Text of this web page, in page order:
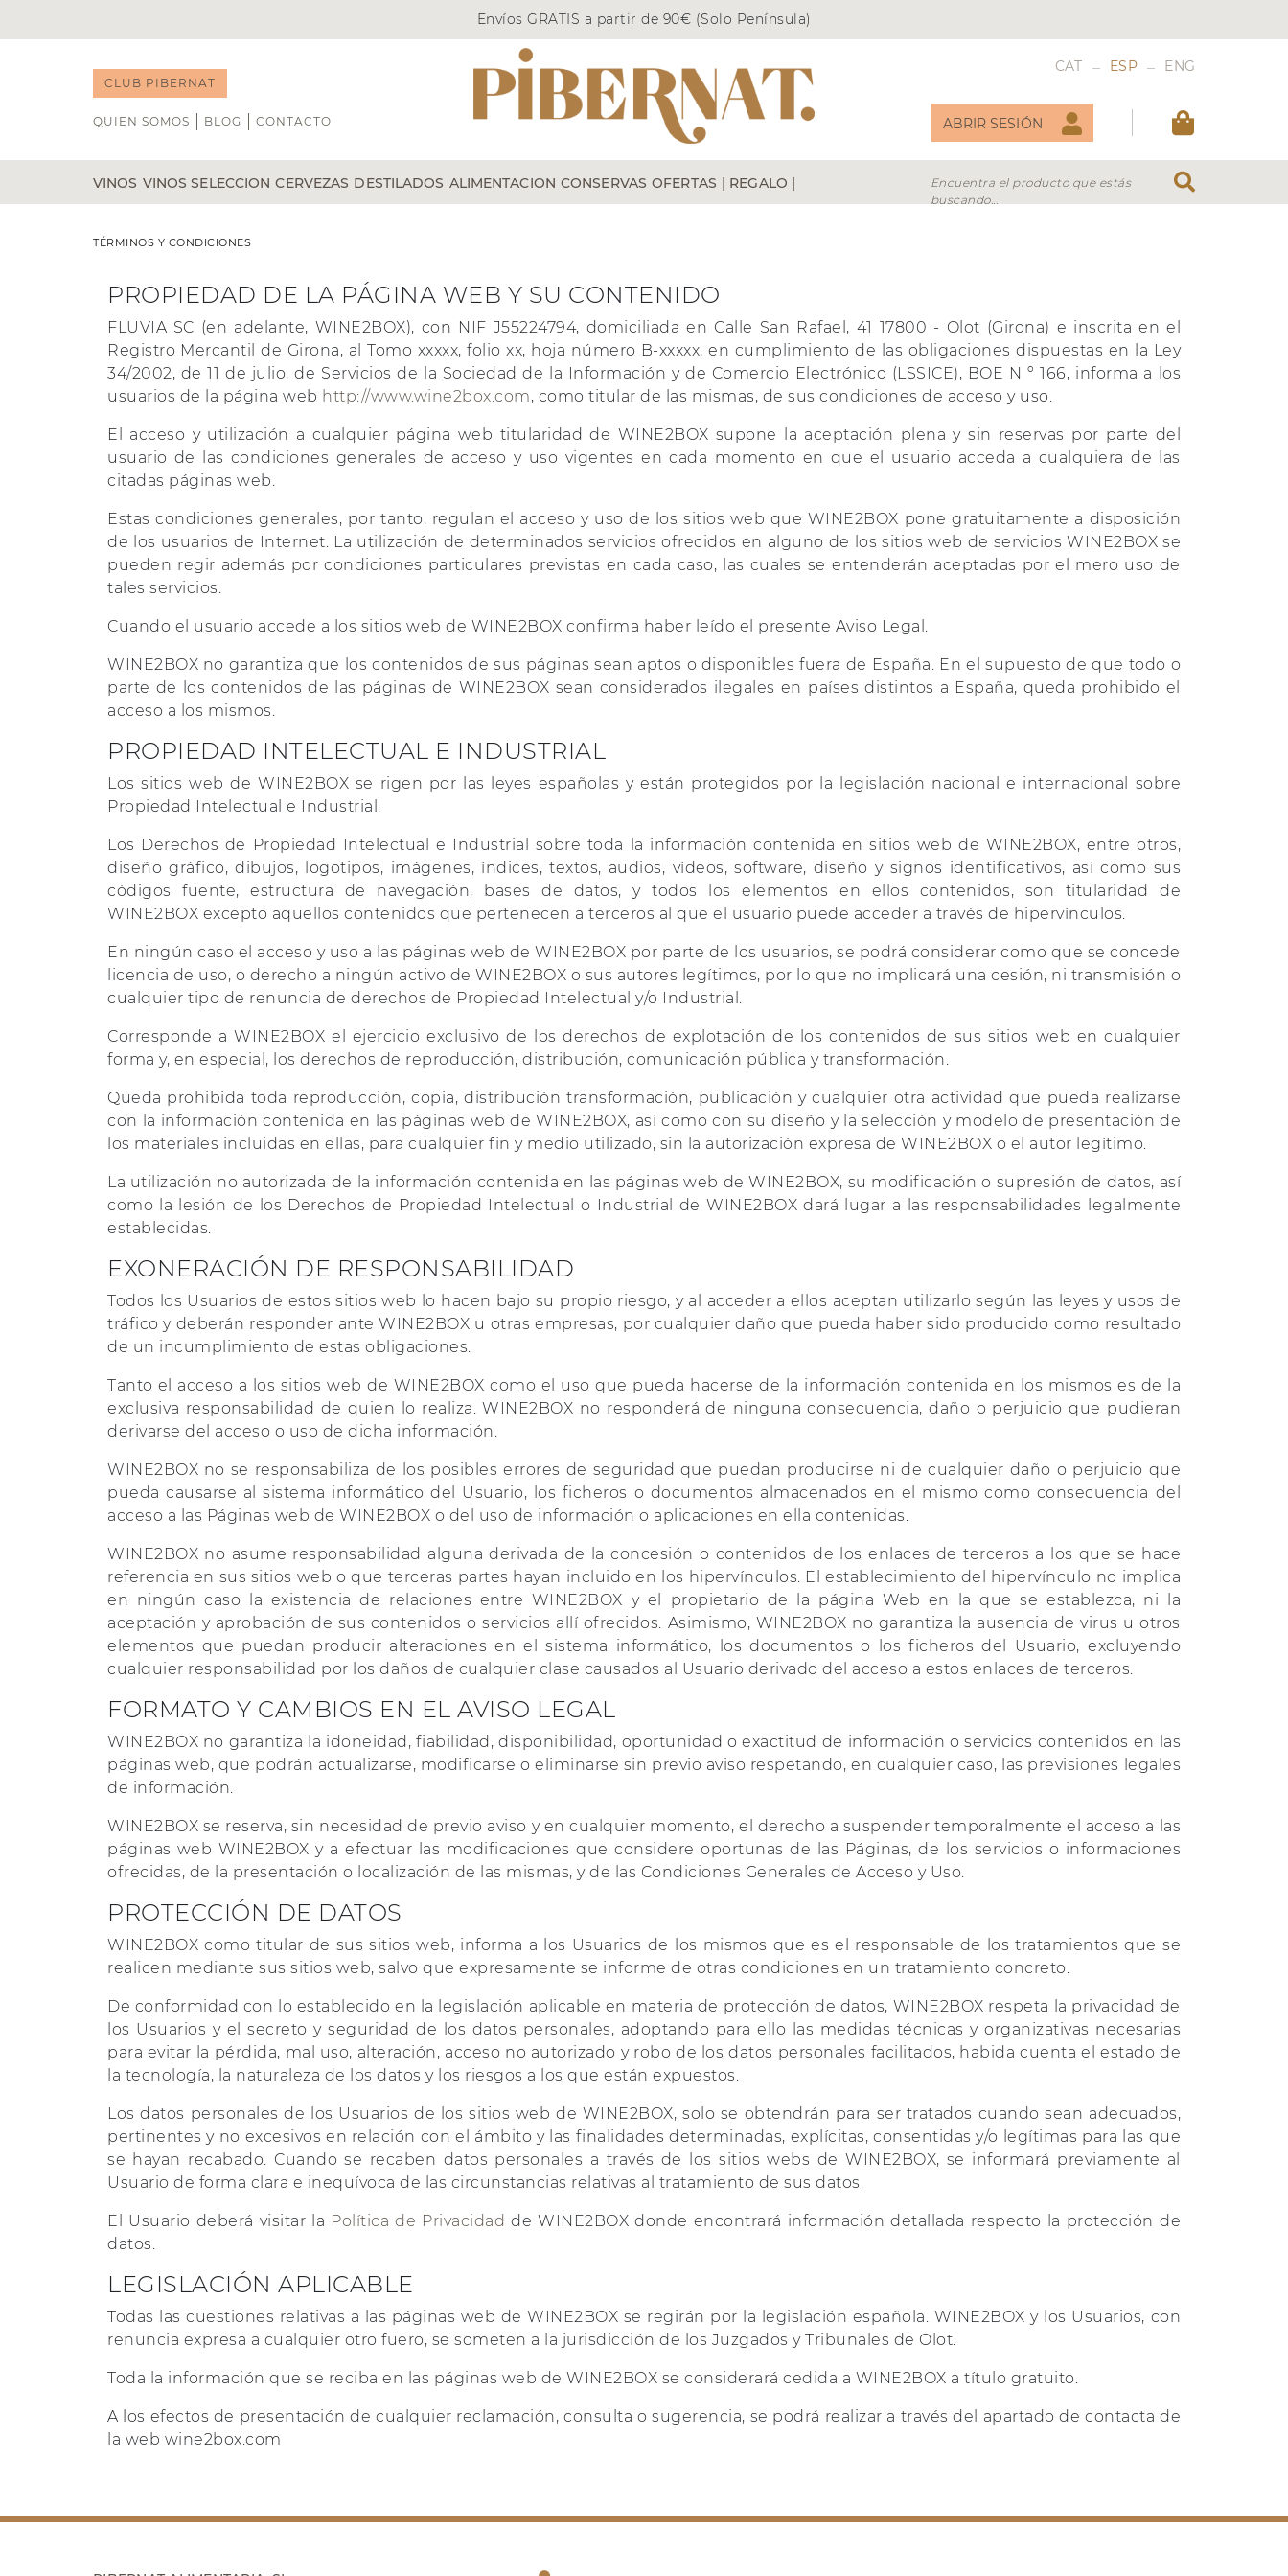
Envíos GRATIS a partir de 90€ (Solo Península)
CLUB PIBERNAT
QUIEN SOMOS BLOG CONTACTO
CAT ESP ENG
ABRIR SESIÓN
VINOS
VARIEDAD DE UVA
Cariñena
Viura
Tempranillo
VINOS SELECCION
VEGA SICILIA
VIÑA TONDONIA
BODEGAS TRITIUM
RIOJA
RIBERA DEL DUERO
BORDEAUX
BOURGOGNE
CHAMPAGNE
EEUU / CALIFORNIA
CERVEZAS
POCHS
LA CALAVERA
LA MINERA
DESTILADOS
LICORES
TEQUILA
VODKA
COÑAC
ALIMENTACION
CHOCOLATES
INFUSIONES
CONSERVAS
ESPINALER
LOS PEPERETES
ENCANTARAN
PORTHOS
OFERTAS
CONSERVAS GOURMET
| REGALO |
2000 - 2009
2010 - 2019
2020 - 2024
2025
NAVIDAD
Encuentra el producto que estás
buscando...
TÉRMINOS Y CONDICIONES
PROPIEDAD DE LA PÁGINA WEB Y SU CONTENIDO
FLUVIA SC (en adelante, WINE2BOX), con NIF J55224794, domiciliada en Calle San Rafael, 41 17800 - Olot (Girona) e inscrita en el
Registro Mercantil de Girona, al Tomo xxxxx, folio xx, hoja número B-xxxxx, en cumplimiento de las obligaciones dispuestas en la Ley
34/2002, de 11 de julio, de Servicios de la Sociedad de la Información y de Comercio Electrónico (LSSICE), BOE N º 166, informa a los
usuarios de la página web http://www.wine2box.com, como titular de las mismas, de sus condiciones de acceso y uso.
El acceso y utilización a cualquier página web titularidad de WINE2BOX supone la aceptación plena y sin reservas por parte del
usuario de las condiciones generales de acceso y uso vigentes en cada momento en que el usuario acceda a cualquiera de las
citadas páginas web.
Estas condiciones generales, por tanto, regulan el acceso y uso de los sitios web que WINE2BOX pone gratuitamente a disposición
de los usuarios de Internet. La utilización de determinados servicios ofrecidos en alguno de los sitios web de servicios WINE2BOX se
pueden regir además por condiciones particulares previstas en cada caso, las cuales se entenderán aceptadas por el mero uso de
tales servicios.
Cuando el usuario accede a los sitios web de WINE2BOX confirma haber leído el presente Aviso Legal.
WINE2BOX no garantiza que los contenidos de sus páginas sean aptos o disponibles fuera de España. En el supuesto de que todo o
parte de los contenidos de las páginas de WINE2BOX sean considerados ilegales en países distintos a España, queda prohibido el
acceso a los mismos.
PROPIEDAD INTELECTUAL E INDUSTRIAL
Los sitios web de WINE2BOX se rigen por las leyes españolas y están protegidos por la legislación nacional e internacional sobre
Propiedad Intelectual e Industrial.
Los Derechos de Propiedad Intelectual e Industrial sobre toda la información contenida en sitios web de WINE2BOX, entre otros,
diseño gráfico, dibujos, logotipos, imágenes, índices, textos, audios, vídeos, software, diseño y signos identificativos, así como sus
códigos fuente, estructura de navegación, bases de datos, y todos los elementos en ellos contenidos, son titularidad de
WINE2BOX excepto aquellos contenidos que pertenecen a terceros al que el usuario puede acceder a través de hipervínculos.
En ningún caso el acceso y uso a las páginas web de WINE2BOX por parte de los usuarios, se podrá considerar como que se concede
licencia de uso, o derecho a ningún activo de WINE2BOX o sus autores legítimos, por lo que no implicará una cesión, ni transmisión o
cualquier tipo de renuncia de derechos de Propiedad Intelectual y/o Industrial.
Corresponde a WINE2BOX el ejercicio exclusivo de los derechos de explotación de los contenidos de sus sitios web en cualquier
forma y, en especial, los derechos de reproducción, distribución, comunicación pública y transformación.
Queda prohibida toda reproducción, copia, distribución transformación, publicación y cualquier otra actividad que pueda realizarse
con la información contenida en las páginas web de WINE2BOX, así como con su diseño y la selección y modelo de presentación de
los materiales incluidas en ellas, para cualquier fin y medio utilizado, sin la autorización expresa de WINE2BOX o el autor legítimo.
La utilización no autorizada de la información contenida en las páginas web de WINE2BOX, su modificación o supresión de datos, así
como la lesión de los Derechos de Propiedad Intelectual o Industrial de WINE2BOX dará lugar a las responsabilidades legalmente
establecidas.
EXONERACIÓN DE RESPONSABILIDAD
Todos los Usuarios de estos sitios web lo hacen bajo su propio riesgo, y al acceder a ellos aceptan utilizarlo según las leyes y usos de
tráfico y deberán responder ante WINE2BOX u otras empresas, por cualquier daño que pueda haber sido producido como resultado
de un incumplimiento de estas obligaciones.
Tanto el acceso a los sitios web de WINE2BOX como el uso que pueda hacerse de la información contenida en los mismos es de la
exclusiva responsabilidad de quien lo realiza. WINE2BOX no responderá de ninguna consecuencia, daño o perjuicio que pudieran
derivarse del acceso o uso de dicha información.
WINE2BOX no se responsabiliza de los posibles errores de seguridad que puedan producirse ni de cualquier daño o perjuicio que
pueda causarse al sistema informático del Usuario, los ficheros o documentos almacenados en el mismo como consecuencia del
acceso a las Páginas web de WINE2BOX o del uso de información o aplicaciones en ella contenidas.
WINE2BOX no asume responsabilidad alguna derivada de la concesión o contenidos de los enlaces de terceros a los que se hace
referencia en sus sitios web o que terceras partes hayan incluido en los hipervínculos. El establecimiento del hipervínculo no implica
en ningún caso la existencia de relaciones entre WINE2BOX y el propietario de la página Web en la que se establezca, ni la
aceptación y aprobación de sus contenidos o servicios allí ofrecidos. Asimismo, WINE2BOX no garantiza la ausencia de virus u otros
elementos que puedan producir alteraciones en el sistema informático, los documentos o los ficheros del Usuario, excluyendo
cualquier responsabilidad por los daños de cualquier clase causados al Usuario derivado del acceso a estos enlaces de terceros.
FORMATO Y CAMBIOS EN EL AVISO LEGAL
WINE2BOX no garantiza la idoneidad, fiabilidad, disponibilidad, oportunidad o exactitud de información o servicios contenidos en las
páginas web, que podrán actualizarse, modificarse o eliminarse sin previo aviso respetando, en cualquier caso, las previsiones legales
de información.
WINE2BOX se reserva, sin necesidad de previo aviso y en cualquier momento, el derecho a suspender temporalmente el acceso a las
páginas web WINE2BOX y a efectuar las modificaciones que considere oportunas de las Páginas, de los servicios o informaciones
ofrecidas, de la presentación o localización de las mismas, y de las Condiciones Generales de Acceso y Uso.
PROTECCIÓN DE DATOS
WINE2BOX como titular de sus sitios web, informa a los Usuarios de los mismos que es el responsable de los tratamientos que se
realicen mediante sus sitios web, salvo que expresamente se informe de otras condiciones en un tratamiento concreto.
De conformidad con lo establecido en la legislación aplicable en materia de protección de datos, WINE2BOX respeta la privacidad de
los Usuarios y el secreto y seguridad de los datos personales, adoptando para ello las medidas técnicas y organizativas necesarias
para evitar la pérdida, mal uso, alteración, acceso no autorizado y robo de los datos personales facilitados, habida cuenta el estado de
la tecnología, la naturaleza de los datos y los riesgos a los que están expuestos.
Los datos personales de los Usuarios de los sitios web de WINE2BOX, solo se obtendrán para ser tratados cuando sean adecuados,
pertinentes y no excesivos en relación con el ámbito y las finalidades determinadas, explícitas, consentidas y/o legítimas para las que
se hayan recabado. Cuando se recaben datos personales a través de los sitios webs de WINE2BOX, se informará previamente al
Usuario de forma clara e inequívoca de las circunstancias relativas al tratamiento de sus datos.
El Usuario deberá visitar la Política de Privacidad de WINE2BOX donde encontrará información detallada respecto la protección de
datos.
LEGISLACIÓN APLICABLE
Todas las cuestiones relativas a las páginas web de WINE2BOX se regirán por la legislación española. WINE2BOX y los Usuarios, con
renuncia expresa a cualquier otro fuero, se someten a la jurisdicción de los Juzgados y Tribunales de Olot.
Toda la información que se reciba en las páginas web de WINE2BOX se considerará cedida a WINE2BOX a título gratuito.
A los efectos de presentación de cualquier reclamación, consulta o sugerencia, se podrá realizar a través del apartado de contacta de
la web wine2box.com